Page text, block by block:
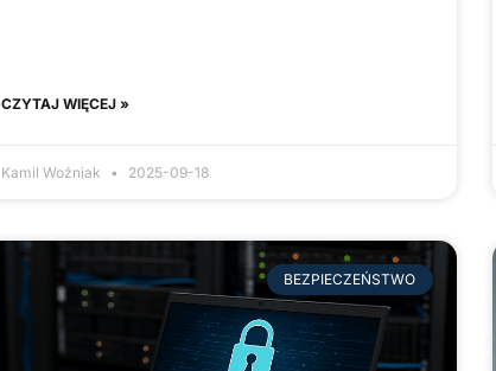
CZYTAJ WIĘCEJ »
Kamil Woźniak 2025-09-18
BEZPIECZEŃSTWO